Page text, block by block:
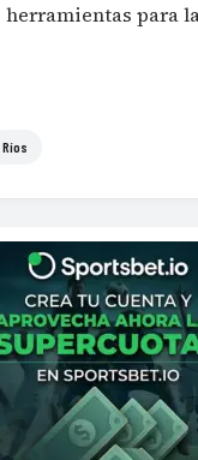
herramientas para
Ríos